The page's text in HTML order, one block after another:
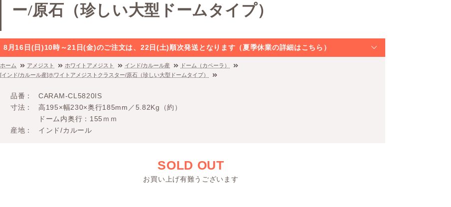
ー/原石（珍しい大型ドームタイプ）
8月16日(日)10時～21日(金)のご注文は、22日(土)順次発送となります（夏季休業の詳細はこちら）
ホーム アメジスト ホワイトアメジスト インド/カルール産
ドーム（カペーラ）
[インド/カルール産]ホワイトアメジストクラスター/原石（珍しい大型ドームタイプ）
品番
CARAM-CL5820IS
寸法
高195×幅230×奥行185mm／5.82Kg（約）
ドーム内奥行：155ｍｍ
産地
インド/カルール
SOLD OUT
お買い上げ有難うございます